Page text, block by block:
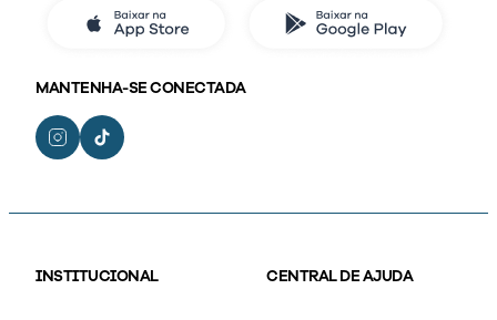
MANTENHA-SE CONECTADA
INSTITUCIONAL CENTRAL DE AJUDA